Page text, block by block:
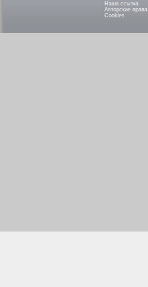
Наша ссылка
Авторские права
Cookies